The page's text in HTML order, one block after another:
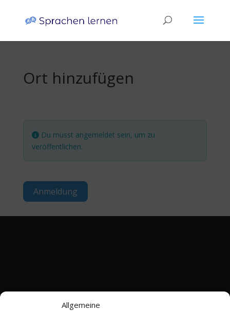
Allgemeine
Ort hinzufügen
Du musst angemeldet sein, um zu
veröffentlichen.
Anmeldung